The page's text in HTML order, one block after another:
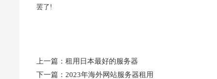
罢了!
上一篇： 租用日本最好的服务器
下一篇： 2023年海外网站服务器租用